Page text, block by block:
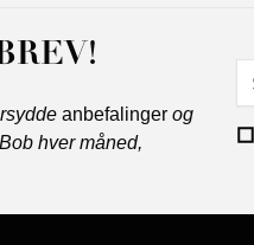
anbefalinger og
hver måned,